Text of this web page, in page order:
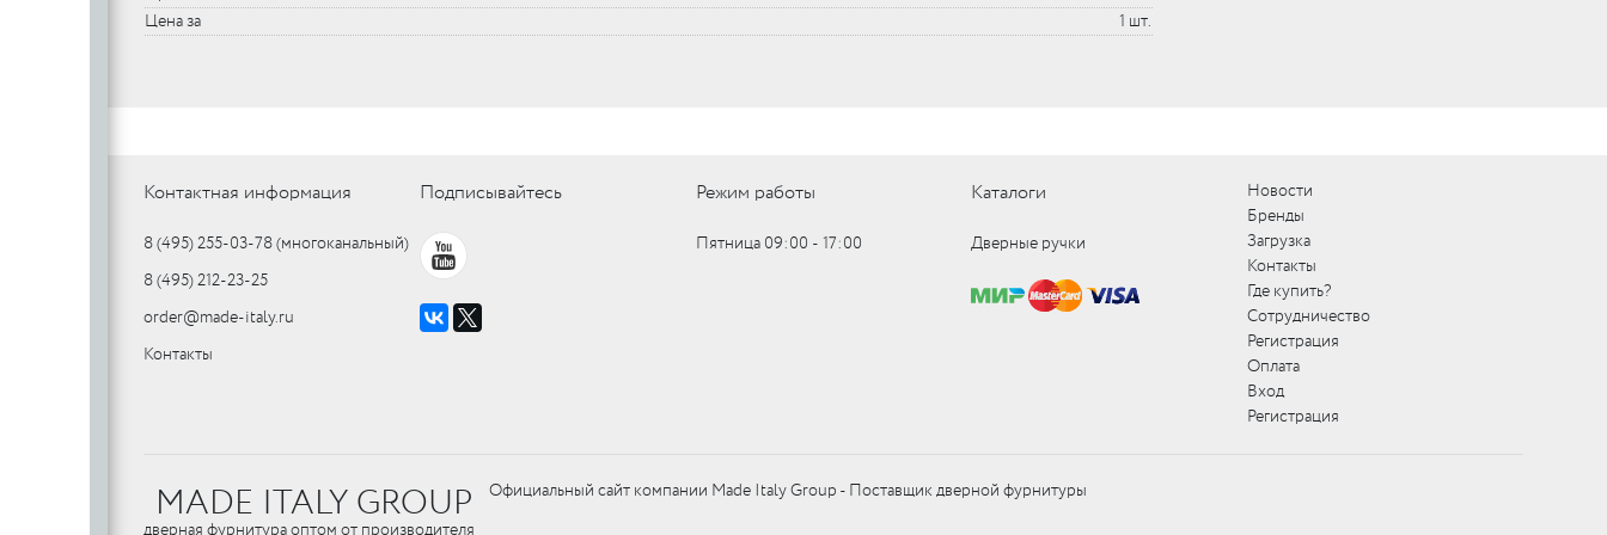
Цена за
1 шт.
Контактная информация
8 (495) 255-03-78(многоканальный)
8 (495) 212-23-25
order@made-italy.ru
Контакты
Подписывайтесь Режим работы
Пятница 09:00 ‑ 17:00
Каталоги
Дверные ручки
Новости
Бренды
Загрузка
Контакты
Где купить?
Сотрудничество
Регистрация
Оплата
Вход
Регистрация
MADE ITALY GROUP Официальный сайт компании Made Italy Group - Поставщик дверной фурнитуры